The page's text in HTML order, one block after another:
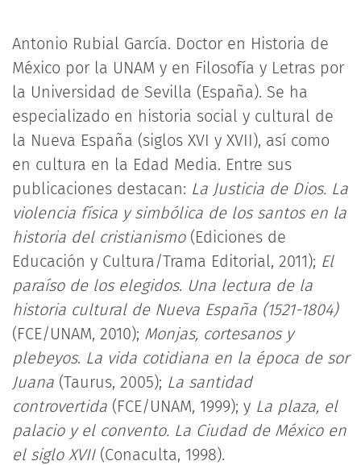
Antonio Rubial García. Doctor en Historia de
México por la UNAM y en Filosofía y Letras por
la Universidad de Sevilla (España). Se ha
especializado en historia social y cultural de
la Nueva España (siglos XVI y XVII), así como
en cultura en la Edad Media. Entre sus
publicaciones destacan: La Justicia de Dios. La
violencia física y simbólica de los santos en la
historia del cristianismo(Ediciones de
Educación y Cultura/Trama Editorial, 2011); El
paraíso de los elegidos. Una lectura de la
historia cultural de Nueva España (1521-1804)
(FCE/UNAM, 2010); Monjas, cortesanos y
plebeyos. La vida cotidiana en la época de sor
Juana (Taurus, 2005); La santidad
controvertida (FCE/UNAM, 1999); y La plaza, el
palacio y el convento. La Ciudad de México en
el siglo XVII(Conaculta, 1998).